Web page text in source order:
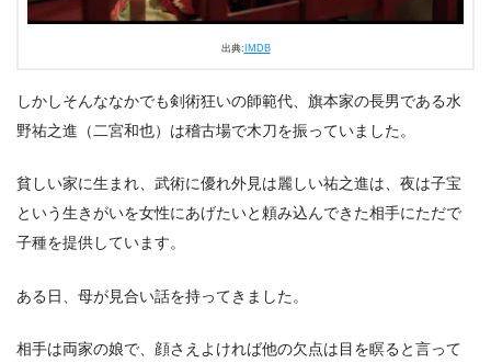
出典: IMDB
しかしそんななかでも剣術狂いの師範代、旗本家の長男である水
野祐之進（二宮和也）は稽古場で木刀を振っていました。
貧しい家に生まれ、武術に優れ外見は麗しい祐之進は、夜は子宝
という生きがいを女性にあげたいと頼み込んできた相手にただで
子種を提供しています。
ある日、母が見合い話を持ってきました。
相手は両家の娘で、顔さえよければ他の欠点は目を瞑ると言って